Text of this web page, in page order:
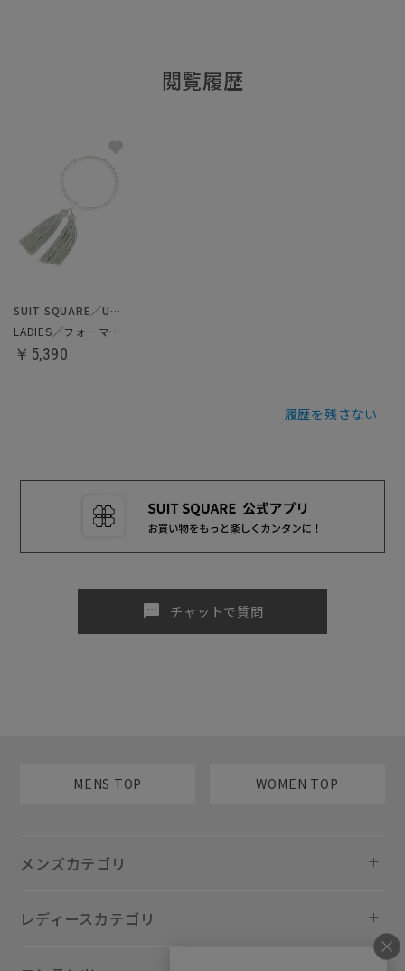
閲覧履歴
SUIT SQUARE／UNIVERSAL LANGUAGE／WHITE
LADIES／フォーマル／数珠
￥5,390
履歴を残さない
sms チャットで質問
MENS TOP WOMEN TOP
メンズカテゴリ
レディースカテゴリ